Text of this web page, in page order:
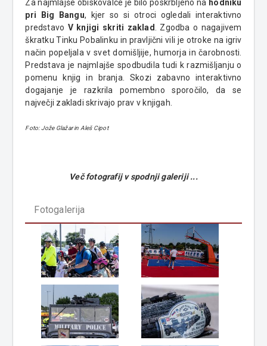
Za najmlajše obiskovalce je bilo poskrbljeno na hodniku
pri Big Bangu, kjer so si otroci ogledali interaktivno
predstavo V knjigi skriti zaklad. Zgodba o nagajivem
škratku Tinku Pobalinku in pravljični vili je otroke na igriv
način popeljala v svet domišljije, humorja in čarobnosti.
Predstava je najmlajše spodbudila tudi k razmišljanju o
pomenu knjig in branja. Skozi zabavno interaktivno
dogajanje je razkrila pomembno sporočilo, da se
največji zakladi skrivajo prav v knjigah.
Foto: Jože Glažar in Aleš Cipot
Več fotografij v spodnji galeriji ...
Fotogalerija